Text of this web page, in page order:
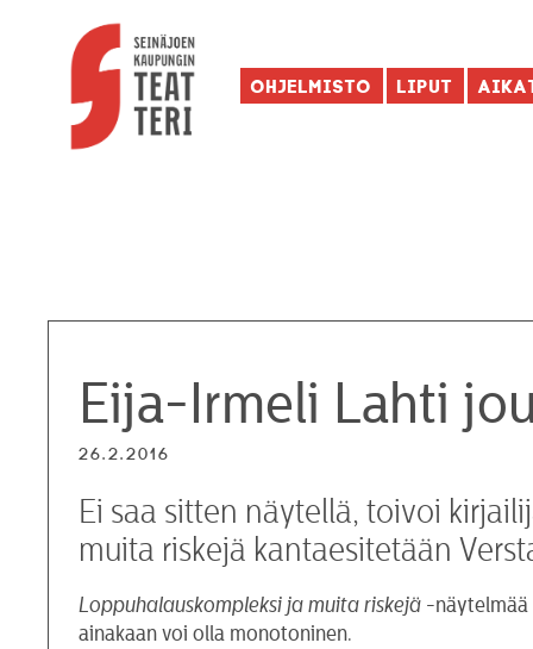
Ohjelmisto Liput
Eija-Irmeli Lahti
26.2.2016
Ei saa sitten näytellä, toivoi
muita riskejä kantaesitetään
Loppuhalauskompleksi ja muita riskejä -näytelmää
ainakaan voi olla monotoninen.